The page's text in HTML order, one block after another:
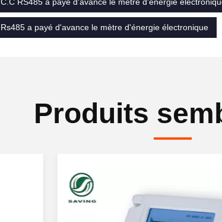
Rs485 a payé d'avance le mètre d'énergie électronique
Produits